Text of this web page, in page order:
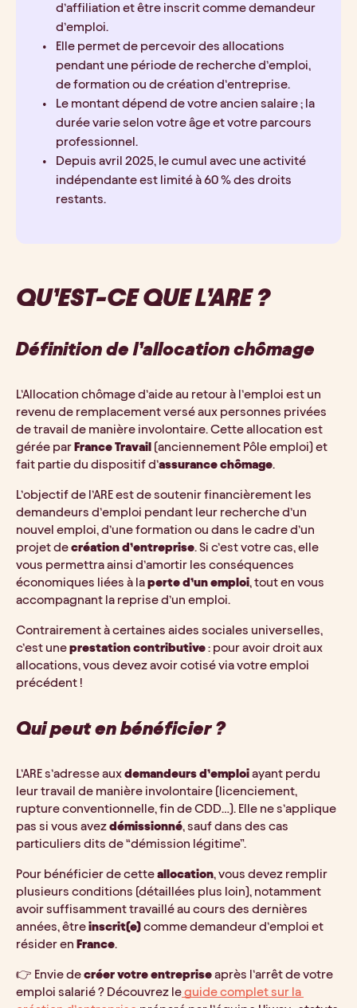
d’affiliation et être inscrit comme demandeur
d’emploi.
Elle permet de percevoir des allocations
pendant une période de recherche d’emploi,
de formation ou de création d’entreprise.
Le montant dépend de votre ancien salaire ; la
durée varie selon votre âge et votre parcours
professionnel.
Depuis avril 2025, le cumul avec une activité
indépendante est limité à 60 % des droits
restants.
QU’EST-CE QUE L’ARE ?
Définition de l’allocation chômage
L’Allocation chômage d’aide au retour à l’emploi est un
revenu de remplacement versé aux personnes privées
de travail de manière involontaire. Cette allocation est
gérée par France Travail (anciennement Pôle emploi) et
fait partie du dispositif d’assurance chômage.
L’objectif de l’ARE est de soutenir financièrement les
demandeurs d’emploi pendant leur recherche d’un
nouvel emploi, d’une formation ou dans le cadre d’un
projet de création d’entreprise. Si c’est votre cas, elle
vous permettra ainsi d’amortir les conséquences
économiques liées à la perte d’un emploi, tout en vous
accompagnant la reprise d’un emploi.
Contrairement à certaines aides sociales universelles,
c’est une prestationcontributive : pour avoir droit aux
allocations, vous devez avoir cotisé via votre emploi
précédent !
Qui peut en bénéficier ?
L’ARE s’adresse aux demandeurs d’emploi ayant perdu
leur travail de manière involontaire (licenciement,
rupture conventionnelle, fin de CDD…). Elle ne s’applique
pas si vous avez démissionné, sauf dans des cas
particuliers dits de “démission légitime”.
Pour bénéficier de cette allocation, vous devez remplir
plusieurs conditions (détaillées plus loin), notamment
avoir suffisamment travaillé au cours des dernières
années, être inscrit(e) comme demandeur d’emploi et
résider en France.
👉 Envie de créer votre entreprise après l’arrêt de votre
emploi salarié ? Découvrez le guide complet sur la